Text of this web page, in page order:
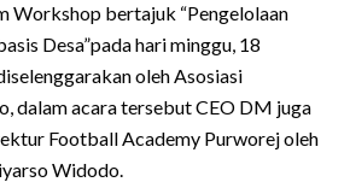
Workshop bertajuk “Pengelolaan
Desa”pada hari minggu, 18
oleh Asosiasi
dalam acara tersebut CEO DM juga
Football Academy Purworej oleh
Widodo.